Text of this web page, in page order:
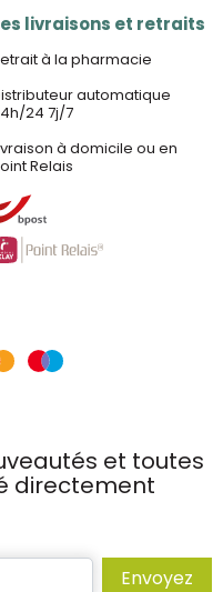
livraisons et retraits
à la pharmacie
automatique
24 7j/7
à domicile ou en
Relais
et toutes
directement
Envoyez